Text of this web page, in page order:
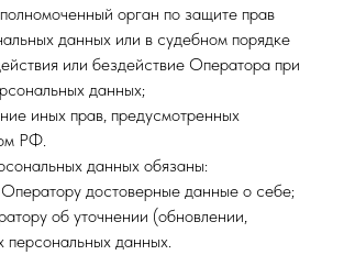
орган по защите прав
данных или в судебном порядке
или бездействие Оператора при
данных;
иных прав, предусмотренных
РФ.
данных обязаны:
достоверные данные о себе;
об уточнении (обновлении,
персональных данных.